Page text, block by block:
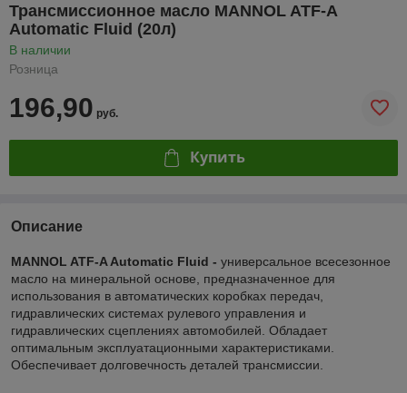
Трансмиссионное масло MANNOL ATF-A
Automatic Fluid (20л)
В наличии
Розница
196,90 руб.
Купить
Описание
MANNOL ATF-A Automatic Fluid - универсальное всесезонное
масло на минеральной основе, предназначенное для
использования в автоматических коробках передач,
гидравлических системах рулевого управления и
гидравлических сцеплениях автомобилей. Обладает
оптимальным эксплуатационными характеристиками.
Обеспечивает долговечность деталей трансмиссии.